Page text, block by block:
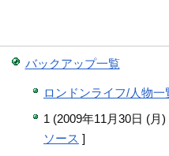
バックアップ一覧
ロンドンライフ/人物
1 (2009年11月30日 (月)
ソース ]